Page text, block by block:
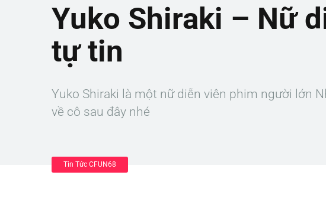
Yuko Shiraki – Nữ
tự tin
Yuko Shiraki là một nữ diễn viên phim người lớn
về cô sau đây nhé
Tin Tức CFUN68